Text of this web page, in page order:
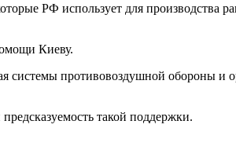
РФ использует для производства
Киеву.
противовоздушной обороны и
такой поддержки.